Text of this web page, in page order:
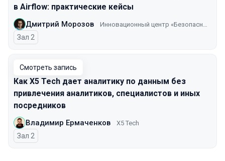
в Airflow: практические кейсы
Дмитрий Морозов
Зал 2
Смотреть запись
Как X5 Tech дает аналитику по данным без
привлечения аналитиков, специалистов и иных
посредников
Владимир Ермаченков X5 Tech
Зал 2